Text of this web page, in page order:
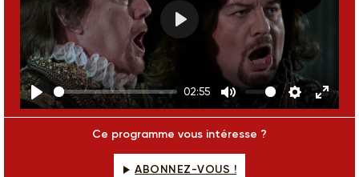
Play
02:55
Mute Settings
Enter
Play
Ce programme vous intéresse ?
ABONNEZ-VOUS !